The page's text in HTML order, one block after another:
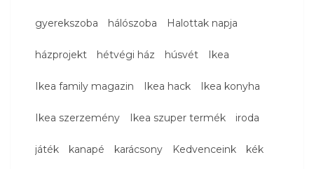
gyerekszoba hálószoba Halottak napja
házprojekt hétvégi ház húsvét Ikea
Ikea family magazin Ikea hack Ikea konyha
Ikea szerzemény Ikea szuper termék iroda
játék kanapé karácsony Kedvenceink kék